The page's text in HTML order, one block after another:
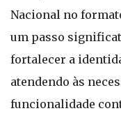
Nacional no
um passo
fortalecer a
atendendo às
funcionalidade